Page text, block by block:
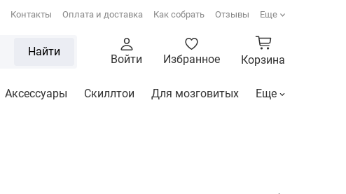
Контакты Оплата и доставка Как собрать Отзывы Еще
Найти
Войти Избранное Корзина
Аксессуары Скиллтои Для мозговитых Еще